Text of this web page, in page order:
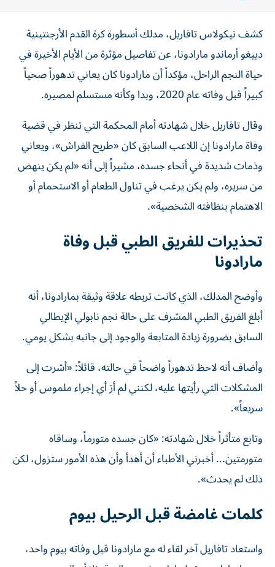
كشف نيكولاس تافاريل، مدلك أسطورة كرة القدم الأرجنتينية
دييغو أرماندو مارادونا، عن تفاصيل مؤثرة من الأيام الأخيرة في
حياة النجم الراحل، مؤكداً أن مارادونا كان يعاني تدهوراً صحياً
كبيراً قبل وفاته عام 2020، وبدا وكأنه مستسلم لمصيره.
وقال تافاريل خلال شهادته أمام المحكمة التي تنظر في قضية
وفاة مارادونا إن اللاعب السابق كان «طريح الفراش»، ويعاني
وذمات شديدة في أنحاء جسده، مشيراً إلى أنه «لم يكن ينهض
من سريره، ولم يكن يرغب في تناول الطعام أو الاستحمام أو
الاهتمام بنظافته الشخصية».
تحذيرات للفريق الطبي قبل وفاة
مارادونا
وأوضح المدلك، الذي كانت تربطه علاقة وثيقة بمارادونا، أنه
أبلغ الفريق الطبي المشرف على حالة نجم نابولي الإيطالي
السابق بضرورة زيادة المتابعة والوجود إلى جانبه بشكل يومي.
وأضاف أنه لاحظ تدهوراً واضحاً في حالته، قائلاً: «أشرت إلى
المشكلات التي رأيتها عليه، لكنني لم أرَ أي إجراء ملموس أو حلاً
سريعاً».
وتابع متأثراً خلال شهادته: «كان جسده متورماً، وساقاه
متورمتين... أخبرني الأطباء أن أهدأ وأن هذه الأمور ستزول، لكن
ذلك لم يحدث».
كلمات غامضة قبل الرحيل بيوم
واستعاد تافاريل آخر لقاء له مع مارادونا قبل وفاته بيوم واحد،